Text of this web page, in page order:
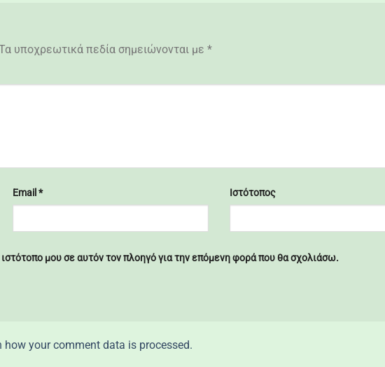
υποχρεωτικά πεδία σημειώνονται με *
Email* Ιστότοπος
μου σε αυτόν τον πλοηγό για την επόμενη φορά που θα σχολιάσω.
how your comment data is processed.